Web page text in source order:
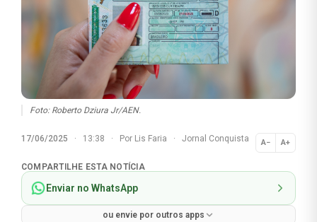
Foto: Roberto Dziura Jr/AEN.
17/06/2025 · 13:38 · Por Lis Faria · Jornal Conquista A− A+
Normal
COMPARTILHE ESTA NOTÍCIA
Enviar no WhatsApp
ou envie por outros apps